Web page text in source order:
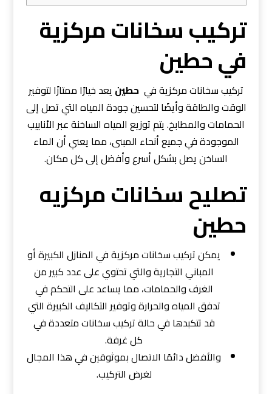
تركيب سخانات مركزية
في حطين
تركيب سخانات مركزية في حطين يعد خيارًا ممتازًا لتوفير
الوقت والطاقة وأيضًا لتحسين جودة المياه التي تصل إلى
الحمامات والمطابخ. يتم توزيع المياه الساخنة عبر الأنابيب
الموجودة في جميع أنحاء المبنى، مما يعني أن الماء
الساخن يصل بشكل أسرع وأفضل إلى كل مكان.
تصليح سخانات مركزيه
حطين
يمكن تركيب سخانات مركزية في المنازل الكبيرة أو
المباني التجارية والتي تحتوي على عدد كبير من
الغرف والحمامات، مما يساعد على التحكم في
تدفق المياه والحرارة وتوفير التكاليف الكبيرة التي
قد تتكبدها في حالة تركيب سخانات متعددة في
كل غرفة.
والأفضل دائمًا الاتصال بموثوقين في هذا المجال
لغرض التركيب.